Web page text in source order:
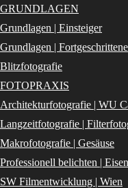
GRUNDLAGEN
Grundlagen | Einsteiger
Grundlagen | Fortgeschrittene
Blitzfotografie
FOTOPRAXIS
Architekturfotografie | WU
Langzeitfotografie |
Makrofotografie | Gesäuse
Professionell belichten |
SW Filmentwicklung | Wien